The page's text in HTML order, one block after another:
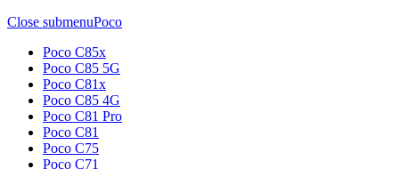
Close submenuPoco
Poco C85x
Poco C85 5G
Poco C81x
Poco C85 4G
Poco C81 Pro
Poco C81
Poco C75
Poco C71